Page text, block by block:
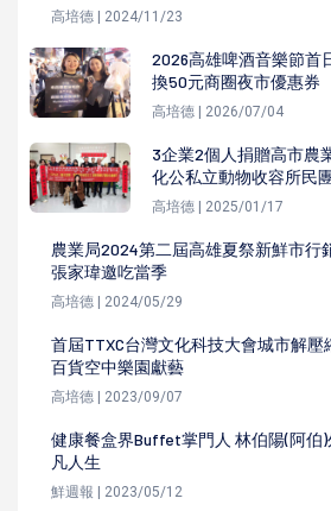
高培德 | 2024/11/23
2026高雄啤酒音樂節首
換50元商圈夜市優惠券
高培德 | 2026/07/04
3企業2個人捐贈高市農
化公私立動物收容所民
高培德 | 2025/01/17
農業局2024第二屆高雄夏祭新鮮市行
張家瑋邀吃當季
高培德 | 2024/05/29
首屆TTXC台灣文化科技大會城市解
百貨空中樂園獻藝
高培德 | 2023/09/07
健康餐盒界Buffet掌門人 林伯陽(阿伯
凡人生
鮮週報 | 2023/05/12